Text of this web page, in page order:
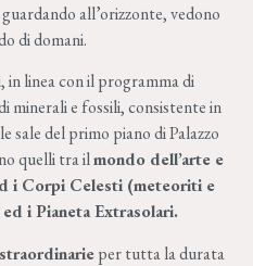
all’orizzonte, vedono
di domani.
linea con il programma di
minerali e fossili, consistente in
del primo piano di Palazzo
quelli tra ilmondo dell’arte e
i Corpi Celesti (meteoriti e
ed i Pianeta Extrasolari.
per tutta la durata